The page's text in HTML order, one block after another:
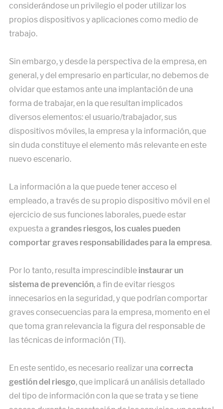
considerándose un privilegio el poder utilizar los
propios dispositivos y aplicaciones como medio de
trabajo.
Sin embargo, y desde la perspectiva de la empresa, en
general, y del empresario en particular, no debemos de
olvidar que estamos ante una implantación de una
forma de trabajar, en la que resultan implicados
diversos elementos: el usuario/trabajador, sus
dispositivos móviles, la empresa y la información, que
sin duda constituye el elemento más relevante en este
nuevo escenario.
La información a la que puede tener acceso el
empleado, a través de su propio dispositivo móvil en el
ejercicio de sus funciones laborales, puede estar
expuesta a grandes riesgos, los cuales pueden
comportar graves responsabilidades para la empresa.
Por lo tanto, resulta imprescindible instaurar un
sistema de prevención, a fin de evitar riesgos
innecesarios en la seguridad, y que podrían comportar
graves consecuencias para la empresa, momento en el
que toma gran relevancia la figura del responsable de
las técnicas de información (TI).
En este sentido, es necesario realizar una correcta
gestión del riesgo, que implicará un análisis detallado
del tipo de información con la que se trata y se tiene